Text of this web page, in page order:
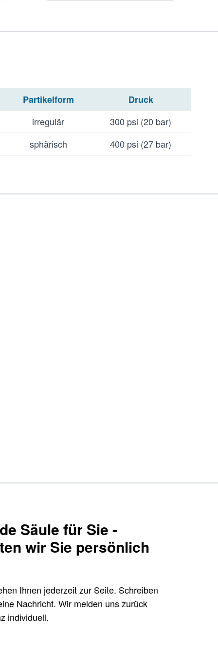
Partikelform
Druck
irregulär
300 psi (20 bar)
sphärisch 400 psi (27 bar)
Säule für Sie -
wir Sie persönlich
Ihnen jederzeit zur Seite. Schreiben
Nachricht. Wir melden uns zurück
individuell.